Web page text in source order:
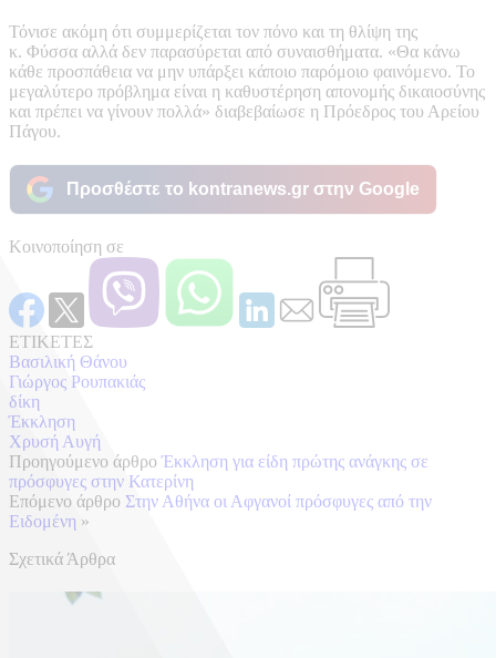
Τόνισε ακόμη ότι συμμερίζεται τον πόνο και τη θλίψη της
κ. Φύσσα αλλά δεν παρασύρεται από συναισθήματα. «Θα κάνω
κάθε προσπάθεια να μην υπάρξει κάποιο παρόμοιο φαινόμενο. Το
μεγαλύτερο πρόβλημα είναι η καθυστέρηση απονομής δικαιοσύνης
και πρέπει να γίνουν πολλά» διαβεβαίωσε η Πρόεδρος του Αρείου
Πάγου.
Προσθέστε το kontranews.gr στην Google
Κοινοποίηση σε
ΕΤΙΚΕΤΕΣ
Βασιλική Θάνου
Γιώργος Ρουπακιάς
δίκη
Έκκληση
Χρυσή Αυγή
Προηγούμενο άρθρο Έκκληση για είδη πρώτης ανάγκης σε
πρόσφυγες στην Κατερίνη
Επόμενο άρθρο Στην Αθήνα οι Αφγανοί πρόσφυγες από την
Ειδομένη »
Σχετικά Άρθρα